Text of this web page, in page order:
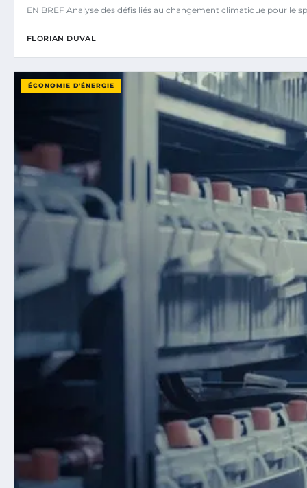
EN BREF Analyse des défis liés au changement climatique pour le
FLORIAN DUVAL
ÉCONOMIE D'ÉNERGIE